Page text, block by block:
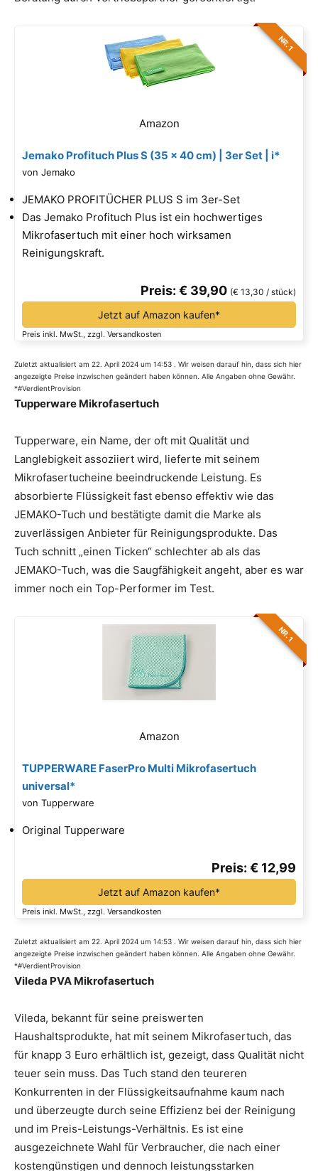
NR. 1
Amazon
Jemako Profituch Plus S (35 x 40 cm) | 3er Set | i*
von Jemako
JEMAKO PROFITÜCHER PLUS S im 3er-Set
Das Jemako Profituch Plus ist ein hochwertiges
Mikrofasertuch mit einer hoch wirksamen
Reinigungskraft.
Preis: € 39,90 (€ 13,30 / stück)
Jetzt auf Amazon kaufen*
Preis inkl. MwSt., zzgl. Versandkosten
Zuletzt aktualisiert am 22. April 2024 um 14:53 . Wir weisen darauf hin, dass sich hier
angezeigte Preise inzwischen geändert haben können. Alle Angaben ohne Gewähr.
*#VerdientProvision
Tupperware Mikrofasertuch
Tupperware, ein Name, der oft mit Qualität und
Langlebigkeit assoziiert wird, lieferte mit seinem
Mikrofasertucheine beeindruckende Leistung. Es
absorbierte Flüssigkeit fast ebenso effektiv wie das
JEMAKO-Tuch und bestätigte damit die Marke als
zuverlässigen Anbieter für Reinigungsprodukte. Das
Tuch schnitt „einen Ticken“ schlechter ab als das
JEMAKO-Tuch, was die Saugfähigkeit angeht, aber es war
immer noch ein Top-Performer im Test.
NR. 1
Amazon
TUPPERWARE FaserPro Multi Mikrofasertuch
universal*
von Tupperware
Original Tupperware
Preis: € 12,99
Jetzt auf Amazon kaufen*
Preis inkl. MwSt., zzgl. Versandkosten
Zuletzt aktualisiert am 22. April 2024 um 14:53 . Wir weisen darauf hin, dass sich hier
angezeigte Preise inzwischen geändert haben können. Alle Angaben ohne Gewähr.
*#VerdientProvision
Vileda PVA Mikrofasertuch
Vileda, bekannt für seine preiswerten
Haushaltsprodukte, hat mit seinem Mikrofasertuch, das
für knapp 3 Euro erhältlich ist, gezeigt, dass Qualität nicht
teuer sein muss. Das Tuch stand den teureren
Konkurrenten in der Flüssigkeitsaufnahme kaum nach
und überzeugte durch seine Effizienz bei der Reinigung
und im Preis-Leistungs-Verhältnis. Es ist eine
ausgezeichnete Wahl für Verbraucher, die nach einer
kostengünstigen und dennoch leistungsstarken